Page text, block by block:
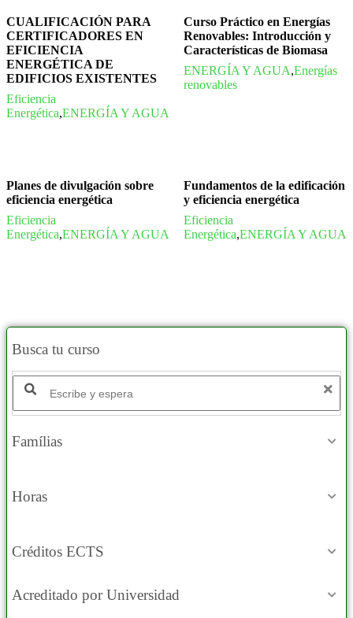
CUALIFICACIÓN PARA
CERTIFICADORES EN
EFICIENCIA
ENERGÉTICA DE
EDIFICIOS EXISTENTES
Eficiencia
Energética,ENERGÍA Y AGUA
Curso Práctico en Energías
Renovables: Introducción y
Características de Biomasa
ENERGÍA Y AGUA,Energías
renovables
Planes de divulgación sobre
eficiencia energética
Eficiencia
Energética,ENERGÍA Y AGUA
Fundamentos de la edificación
y eficiencia energética
Eficiencia
Energética,ENERGÍA Y AGUA
Busca tu curso
Buscar productos:
Famílias
Horas
Créditos ECTS
Acreditado por Universidad